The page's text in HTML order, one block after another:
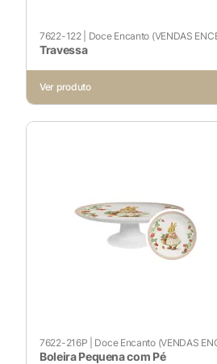
7622-122| Doce Encanto (VENDAS
Travessa
Ver produto
7622-216P Doce Encanto (VENDAS
Boleira Pequena com Pé
Cookies Necessários
Sempre ativado
Ativado